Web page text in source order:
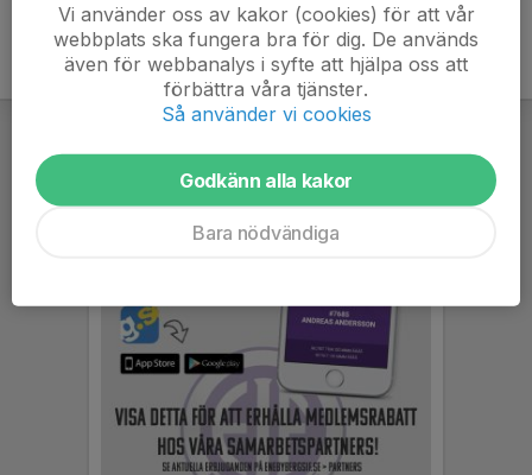
Vi använder oss av kakor (cookies) för att vår
webbplats ska fungera bra för dig. De används
även för webbanalys i syfte att hjälpa oss att
förbättra våra tjänster.
Så använder vi cookies
Godkänn alla kakor
Bara nödvändiga